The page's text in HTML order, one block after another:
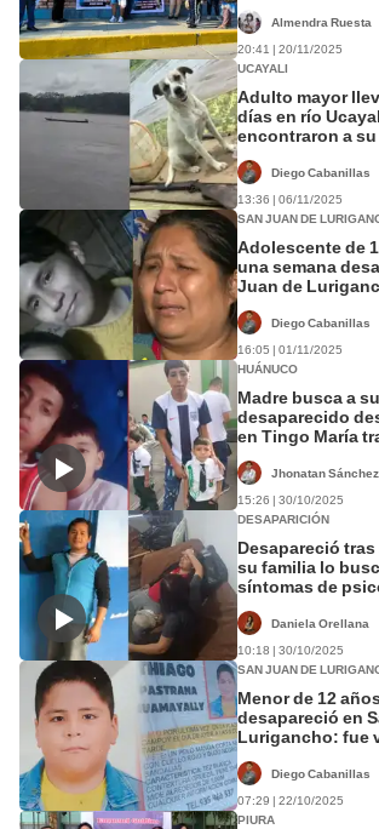
Almendra Ruesta
20:41 | 20/11/2025
UCAYALI
Adulto mayor
días en río
encontraron a
Diego Cabanillas
13:36 | 06/11/2025
SAN JUAN DE
Adolescente de
una semana
Juan de
casaDiego Cabanillas
16:05 | 01/11/2025
HUÁNUCO
Madre busca a
desaparecido
en Tingo María
pareja apareció
Jhonatan Sánchez
15:26 | 30/10/2025
DESAPARICIÓN
Desapareció
su familia lo
síntomas de
Daniela Orellana
10:18 | 30/10/2025
SAN JUAN DE
Menor de 12
desapareció en
Lurigancho: fue
Diego Cabanillas
07:29 | 22/10/2025
PIURA